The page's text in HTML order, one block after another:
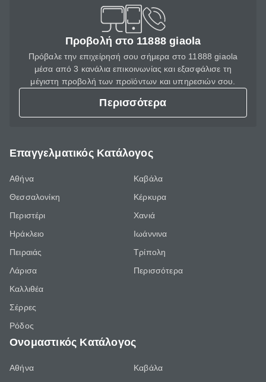
Προβολή στο 11888 giaola
Πρόβαλε την επιχείρησή σου σήμερα στο 11888 giaola
μέσα από 3 κανάλια επικοινωνίας και εξασφάλισε τη
μέγιστη προβολή των προϊόντων και υπηρεσιών σου.
Περισσότερα
Επαγγελματικός Κατάλογος
Αθήνα
Θεσσαλονίκη
Περιστέρι
Ηράκλειο
Πειραιάς
Λάρισα
Καλλιθέα
Σέρρες
Ρόδος
Καβάλα
Κέρκυρα
Χανιά
Ιωάννινα
Τρίπολη
Περισσότερα
Ονομαστικός Κατάλογος
Αθήνα
Καβάλα